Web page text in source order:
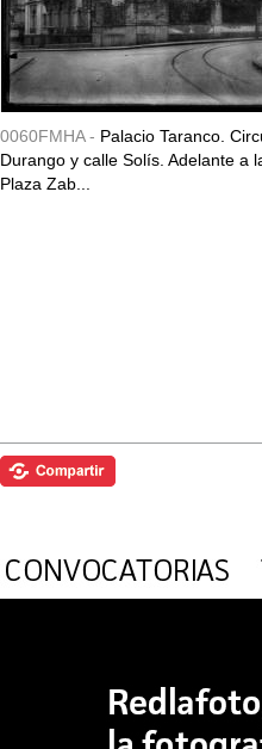
0060FMHA - Palacio Taranco.
Durango y calle Solís. Adelante a
Plaza Zab...